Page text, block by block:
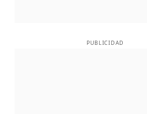
PUBLICIDAD